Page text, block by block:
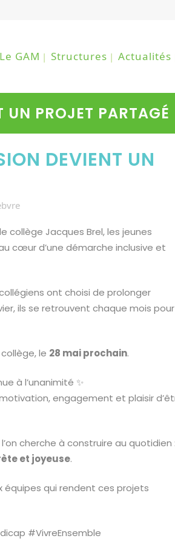
Le GAM Structures Actualités
UN PROJET PARTAGÉ
DEVIENT UN
collège Jacques Brel, les jeunes
cœur d’une démarche inclusive et
ont choisi de prolonger
ils se retrouvent chaque mois pour
le 28 mai prochain.
à l’unanimité ✨
engagement et plaisir
cherche à construire au quotidien :
et joyeuse.
équipes qui rendent ces projets
#VivreEnsemble